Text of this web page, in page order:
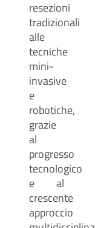
resezioni
tradizionali
alle
tecniche
mini-
invasive
e
robotiche,
grazie
al
progresso
tecnologico
e al
crescente
approccio